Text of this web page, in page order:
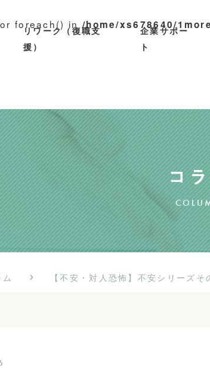
リワーク（復職支
援）
企業サポー
ト
foreach() in /home/xs678640/
【不安・対人恐怖】不安シリーズ